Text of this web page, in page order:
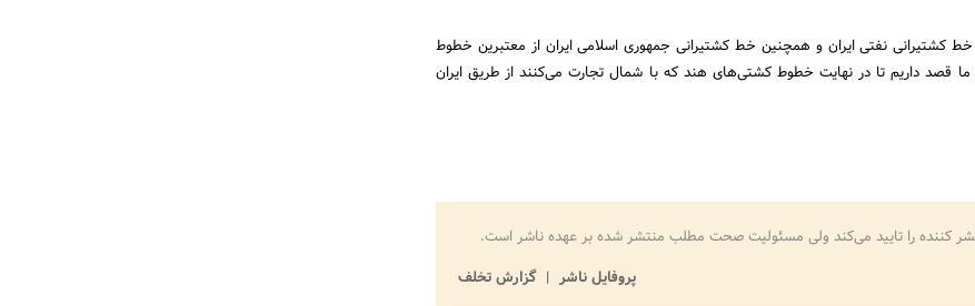
خط کشتیرانی نفتی ایران و همچنین خط کشتیرانی جمهوری اسلامی ایران از معتبرین خطوط
قصد داریم تا در نهایت خطوط کشتی‌های هند که با شمال تجارت می‌کنند از طریق ایران
کننده را تایید می‌کند ولی مسئولیت صحت مطلب منتشر شده بر عهده ناشر است.
پروفایل ناشر
گزارش تخلف